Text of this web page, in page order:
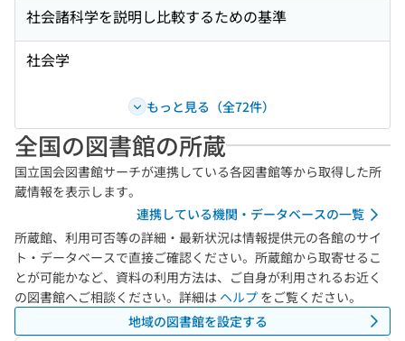
社会諸科学を説明し比較するための基準
社会学
もっと見る（全72件）
全国の図書館の所蔵
国立国会図書館サーチが連携している各図書館等から取得した所
蔵情報を表示します。
連携している機関・データベースの一覧
所蔵館、利用可否等の詳細・最新状況は情報提供元の各館のサイ
ト・データベースで直接ご確認ください。所蔵館から取寄せるこ
とが可能かなど、資料の利用方法は、ご自身が利用されるお近く
の図書館へご相談ください。詳細は ヘルプ をご覧ください。
地域の図書館を設定する